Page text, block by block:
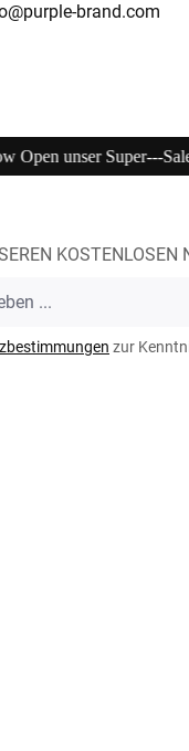
brand.com
KOSTENLOSEN
zur